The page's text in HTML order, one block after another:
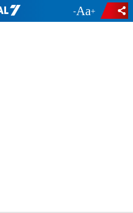
- +